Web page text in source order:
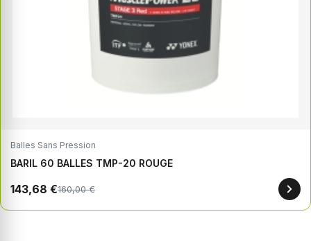
Balles Sans Pression
BARIL 60 BALLES TMP-20 ROUGE
143,68 €160,00 €